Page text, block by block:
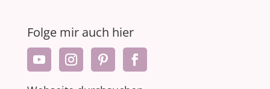
Folge mir auch hier